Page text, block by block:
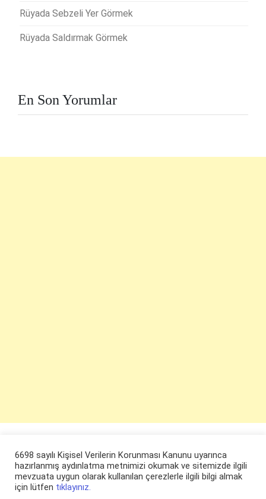
Rüyada Sebzeli Yer Görmek
Rüyada Saldırmak Görmek
En Son Yorumlar
6698 sayılı Kişisel Verilerin Korunması Kanunu uyarınca
hazırlanmış aydınlatma metnimizi okumak ve sitemizde ilgili
mevzuata uygun olarak kullanılan çerezlerle ilgili bilgi almak
için lütfen tıklayınız.